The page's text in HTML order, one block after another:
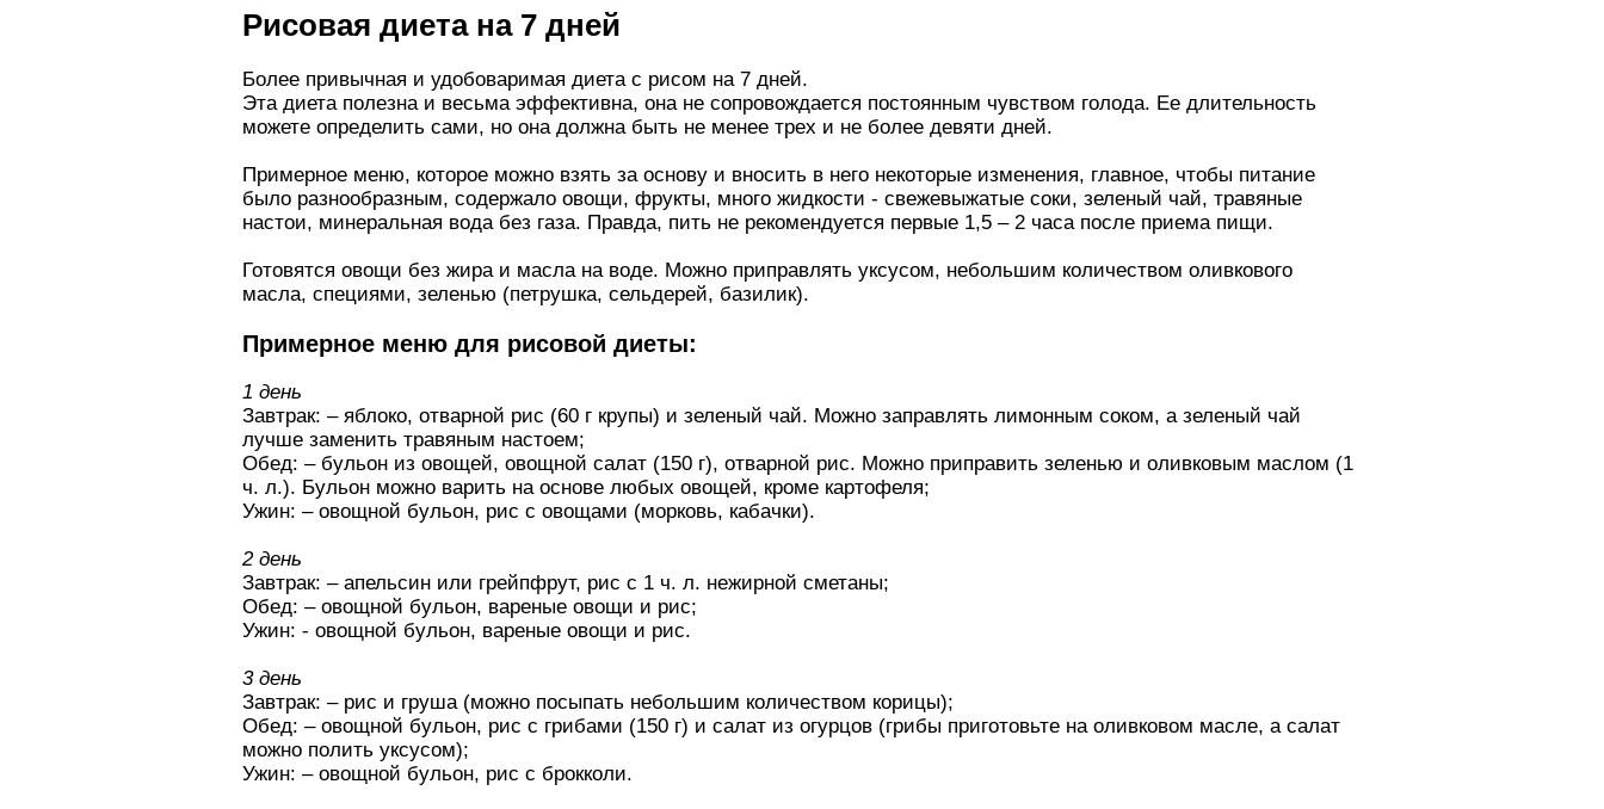
Рисовая диета на 7 дней
Более привычная и удобоваримая диета с рисом на 7 дней.
Эта диета полезна и весьма эффективна, она не сопровождается постоянным чувством голода. Ее длительность
можете определить сами, но она должна быть не менее трех и не более девяти дней.
Примерное меню, которое можно взять за основу и вносить в него некоторые изменения, главное, чтобы питание
было разнообразным, содержало овощи, фрукты, много жидкости - свежевыжатые соки, зеленый чай, травяные
настои, минеральная вода без газа. Правда, пить не рекомендуется первые 1,5 – 2 часа после приема пищи.
Готовятся овощи без жира и масла на воде. Можно приправлять уксусом, небольшим количеством оливкового
масла, специями, зеленью (петрушка, сельдерей, базилик).
Примерное меню для рисовой диеты:
1 день
Завтрак: – яблоко, отварной рис (60 г крупы) и зеленый чай. Можно заправлять лимонным соком, а зеленый чай
лучше заменить травяным настоем;
Обед: – бульон из овощей, овощной салат (150 г), отварной рис. Можно приправить зеленью и оливковым маслом (1
ч. л.). Бульон можно варить на основе любых овощей, кроме картофеля;
Ужин: – овощной бульон, рис с овощами (морковь, кабачки).
2 день
Завтрак: – апельсин или грейпфрут, рис с 1 ч. л. нежирной сметаны;
Обед: – овощной бульон, вареные овощи и рис;
Ужин: - овощной бульон, вареные овощи и рис.
3 день
Завтрак: – рис и груша (можно посыпать небольшим количеством корицы);
Обед: – овощной бульон, рис с грибами (150 г) и салат из огурцов (грибы приготовьте на оливковом масле, а салат
можно полить уксусом);
Ужин: – овощной бульон, рис с брокколи.